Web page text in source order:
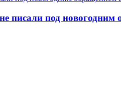
писали под